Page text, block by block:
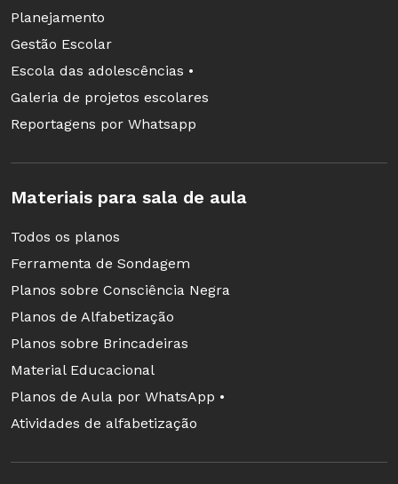
Planejamento
Gestão Escolar
Escola das adolescências •
Galeria de projetos escolares
Reportagens por Whatsapp
Materiais para sala de aula
Todos os planos
Ferramenta de Sondagem
Planos sobre Consciência Negra
Planos de Alfabetização
Planos sobre Brincadeiras
Material Educacional
Planos de Aula por WhatsApp •
Atividades de alfabetização